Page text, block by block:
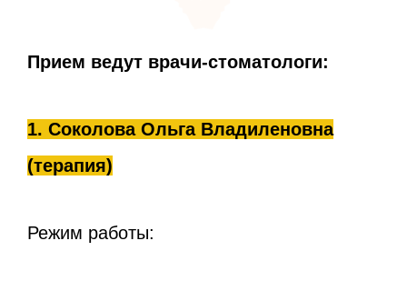
Прием ведут врачи-стоматологи:
1. Соколова Ольга Владиленовна
(терапия)
Режим работы: